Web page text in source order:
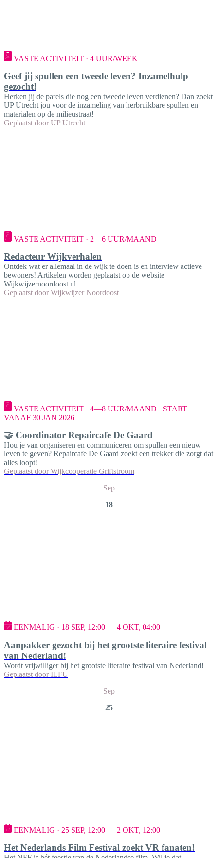
VASTE ACTIVITEIT · 4 UUR/WEEK
Geef jij spullen een tweede leven? Inzamelhulp
gezocht!
Herken jij de parels die nog een tweede leven verdienen? Dan zoekt
UP Utrecht jou voor de inzameling van herbruikbare spullen en
materialen op de milieustraat!
Geplaatst door UP Utrecht
VASTE ACTIVITEIT · 2—6 UUR/MAAND
Redacteur Wijkverhalen
Ontdek wat er allemaal in de wijk te doen is en interview actieve
bewoners! Artikelen worden geplaatst op de website
Wijkwijzernoordoost.nl
Geplaatst door Wijkwijzer Noordoost
VASTE ACTIVITEIT · 4—8 UUR/MAAND · START
VANAF 30 JAN 2026
🤝 Coordinator Repaircafe De Gaard
Hou je van organiseren en communiceren om spullen een nieuw
leven te geven? Repaircafe De Gaard zoekt een trekker die zorgt dat
alles loopt!
Geplaatst door Wijkcooperatie Griftstroom
Sep
18
EENMALIG · 18 SEP, 12:00 — 4 OKT, 04:00
Aanpakker gezocht bij het grootste literaire festival
van Nederland!
Wordt vrijwilliger bij het grootste literaire festival van Nederland!
Geplaatst door ILFU
Sep
25
EENMALIG · 25 SEP, 12:00 — 2 OKT, 12:00
Het Nederlands Film Festival zoekt VR fanaten!